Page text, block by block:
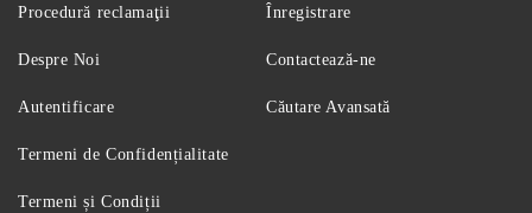
Procedură reclamaţii
Despre Noi
Autentificare
Înregistrare
Contactează-ne
Căutare Avansată
Termeni de Confidențialitate
Termeni și Condiții